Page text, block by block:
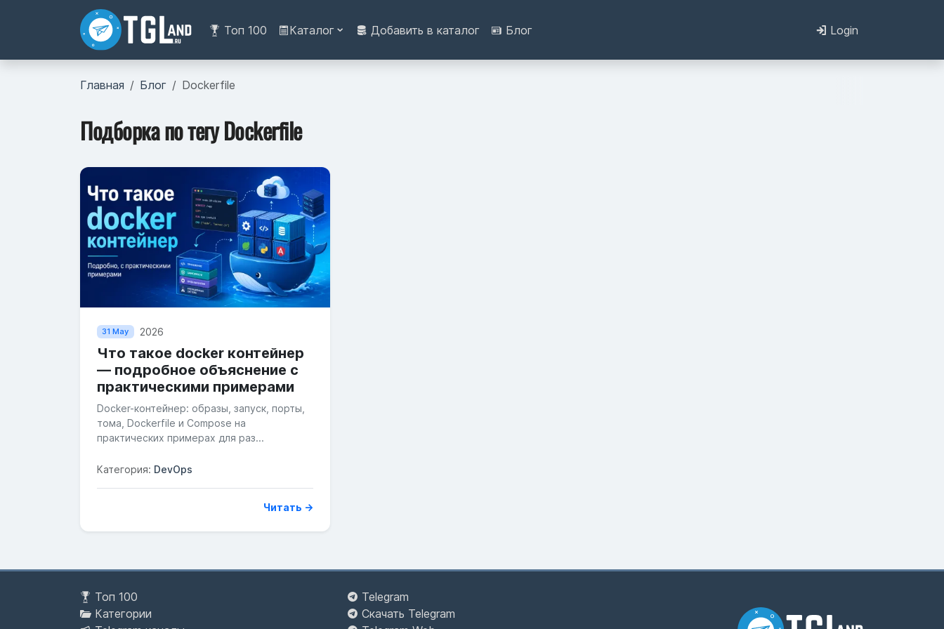
Топ 100 Каталог Добавить в каталог Блог Login
Главная Блог Dockerfile
Подборка по тегу Dockerfile
31 May 2026
Что такое docker контейнер
— подробное объяснение с
практическими примерами
Docker-контейнер: образы, запуск, порты,
тома, Dockerfile и Compose на
практических примерах для раз...
Категория: DevOps
Читать →
Топ 100
Категории
Telegram
Скачать Telegram